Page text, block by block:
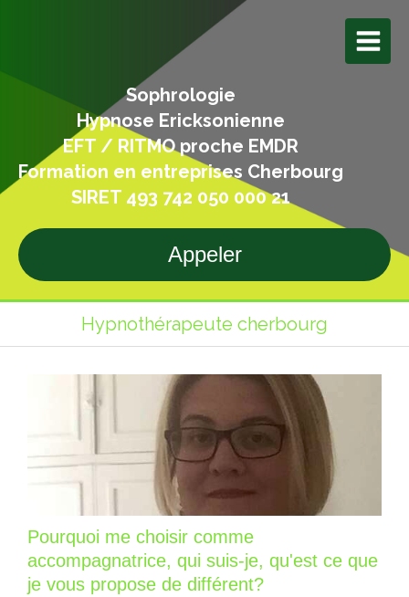
Sophrologie
Hypnose Ericksonienne
EFT / RITMO proche EMDR
Formation en entreprises Cherbourg
SIRET 493 742 050 000 21
Appeler
Hypnothérapeute cherbourg
Pourquoi me choisir comme
accompagnatrice, qui suis-je, qu'est ce que
je vous propose de différent?